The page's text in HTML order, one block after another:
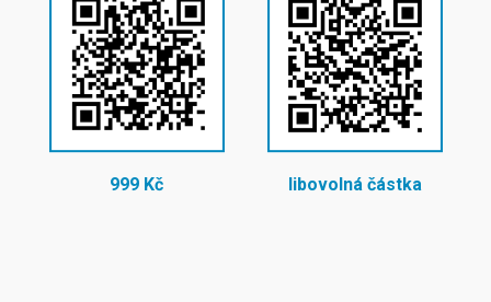
999 Kč libovolná částka